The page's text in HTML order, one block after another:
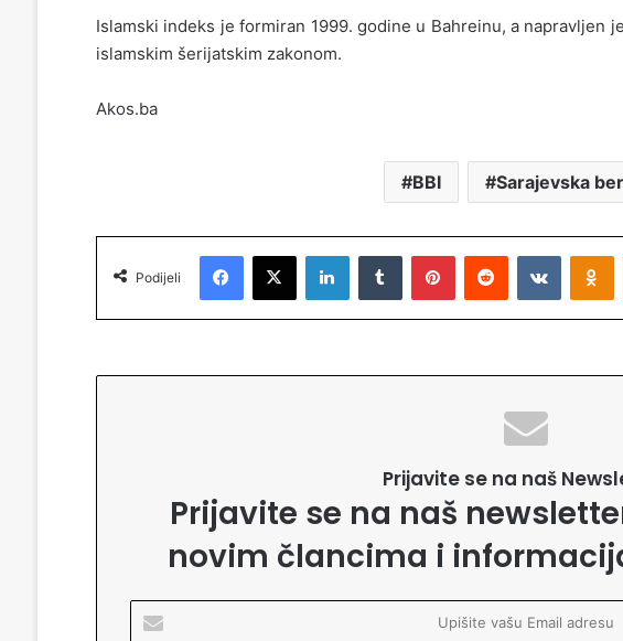
Islamski indeks je formiran 1999. godine u Bahreinu, a napravljen
islamskim šerijatskim zakonom.
Akos.ba
BBI Sarajevska
Podijeli
Facebook X LinkedIn Tumblr Pinterest Reddit VKontakte Odnoklassniki
Prijavite se na naš
Prijavite se na naš
novim člancima i